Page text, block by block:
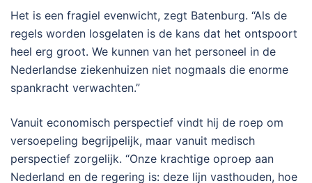
Het is een fragiel evenwicht, zegt Batenburg. “Als de
regels worden losgelaten is de kans dat het ontspoort
heel erg groot. We kunnen van het personeel in de
Nederlandse ziekenhuizen niet nogmaals die enorme
spankracht verwachten.”
Vanuit economisch perspectief vindt hij de roep om
versoepeling begrijpelijk, maar vanuit medisch
perspectief zorgelijk. “Onze krachtige oproep aan
Nederland en de regering is: deze lijn vasthouden, hoe